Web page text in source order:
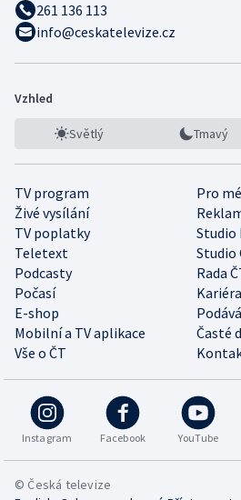
261 136 113
info@ceskatelevize.cz
Vzhled
Světlý Tmavý
TV program
Pro
Živé vysílání
TV poplatky
Studio
Teletext
Studio
Podcasty
Rada
Počasí
Kariéra
E-shop
Mobilní a TV aplikace
Časté
Vše o ČT
Instagram Facebook YouTube
© Česká televize